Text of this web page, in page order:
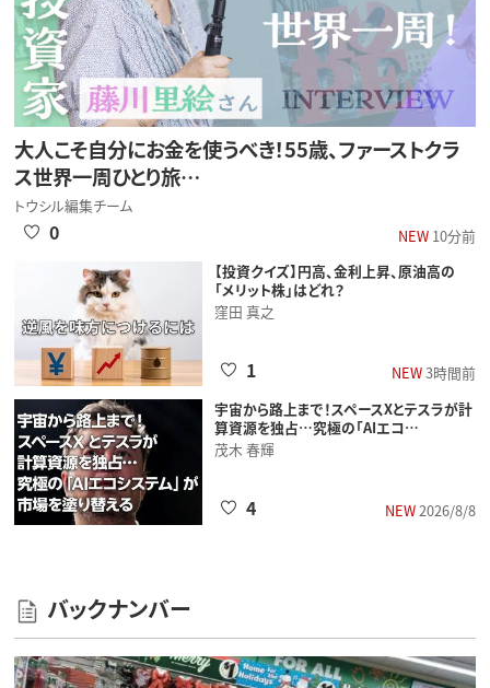
大人こそ自分にお金を使うべき！55歳、ファーストクラ
ス世界一周ひとり旅…
トウシル編集チーム
NEW10分前
0
【投資クイズ】円高、金利上昇、原油高の
「メリット株」はどれ？
窪田 真之
NEW3時間前
1
宇宙から路上まで！スペースXとテスラが計
算資源を独占…究極の「AIエコ…
茂木 春輝
NEW2026/8/8
4
バックナンバー